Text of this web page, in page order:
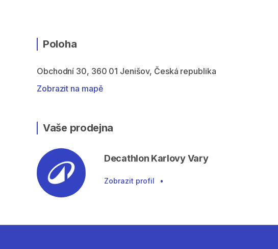
Poloha
Obchodní 30, 360 01 Jenišov, Česká republika
Zobrazit na mapě
Vaše prodejna
Decathlon Karlovy Vary
Zobrazit profil •